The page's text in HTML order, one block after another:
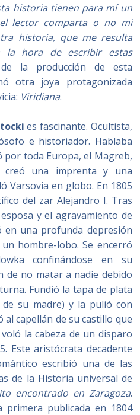
historia tienen para mí un
lector comparta o no mi
historia, que me resulta
la hora de escribir estas
la producción de esta
otra joya protagonizada
Viridiana.
es fascinante. Ocultista,
e historiador. Hablaba
por toda Europa, el Magreb,
creó una imprenta y una
Varsovia en globo. En 1805
del zar Alejandro I. Tras
y el agravamiento de
en una profunda depresión
hombre-lobo. Se encerró
confinándose en su
de no matar a nadie debido
Fundió la tapa de plata
su madre) y la pulió con
capellán de su castillo que
la cabeza de un disparo
Este aristócrata decadente
escribió una de las
de la Historia universal de
encontrado en Zaragoza.
primera publicada en 1804